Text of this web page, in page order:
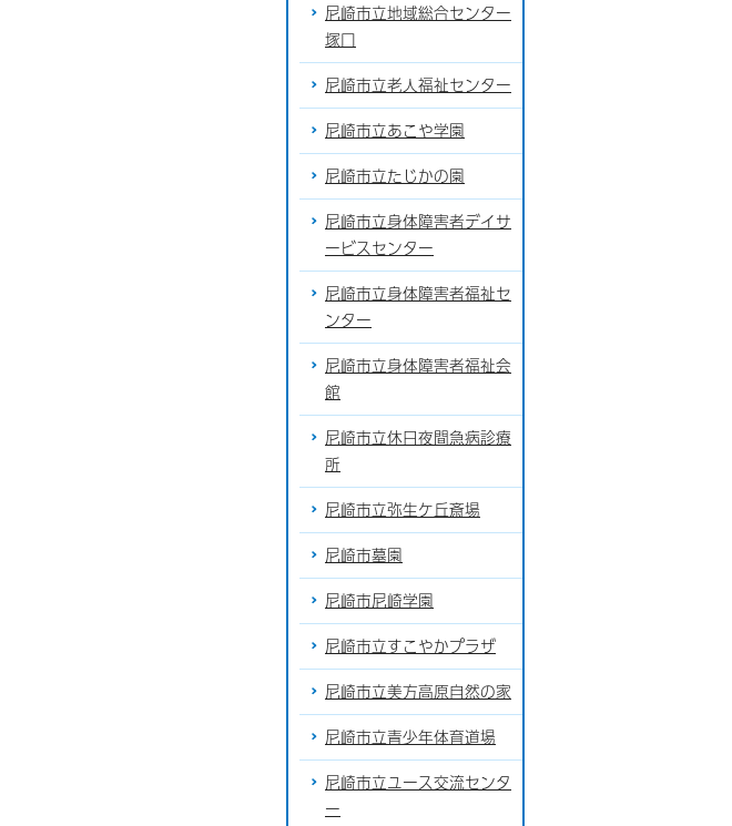
尼崎市立地域総合センター
塚口
尼崎市立老人福祉センター
尼崎市立あこや学園
尼崎市立たじかの園
尼崎市立身体障害者デイサ
ービスセンター
尼崎市立身体障害者福祉セ
ンター
尼崎市立身体障害者福祉会
館
尼崎市立休日夜間急病診療
所
尼崎市立弥生ケ丘斎場
尼崎市墓園
尼崎市尼崎学園
尼崎市立すこやかプラザ
尼崎市立美方高原自然の家
尼崎市立青少年体育道場
尼崎市立ユース交流センタ
ー